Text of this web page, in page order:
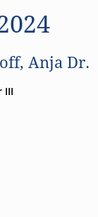
Anja Dr.
III